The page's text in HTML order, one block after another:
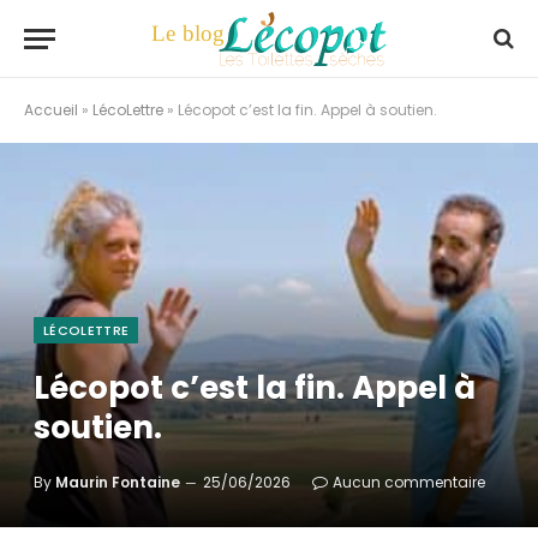
Accueil » LécoLettre » Lécopot c’est la fin. Appel à soutien.
LÉCOLETTRE
Lécopot c’est la fin. Appel à
soutien.
By Maurin Fontaine 25/06/2026 Aucun commentaire